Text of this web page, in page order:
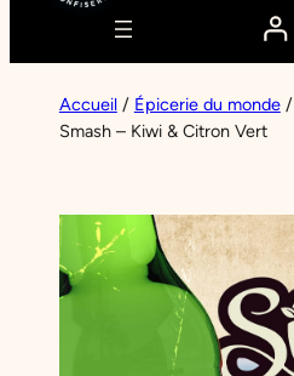
Accueil/ Épicerie du monde/
Smash – Kiwi & Citron Vert